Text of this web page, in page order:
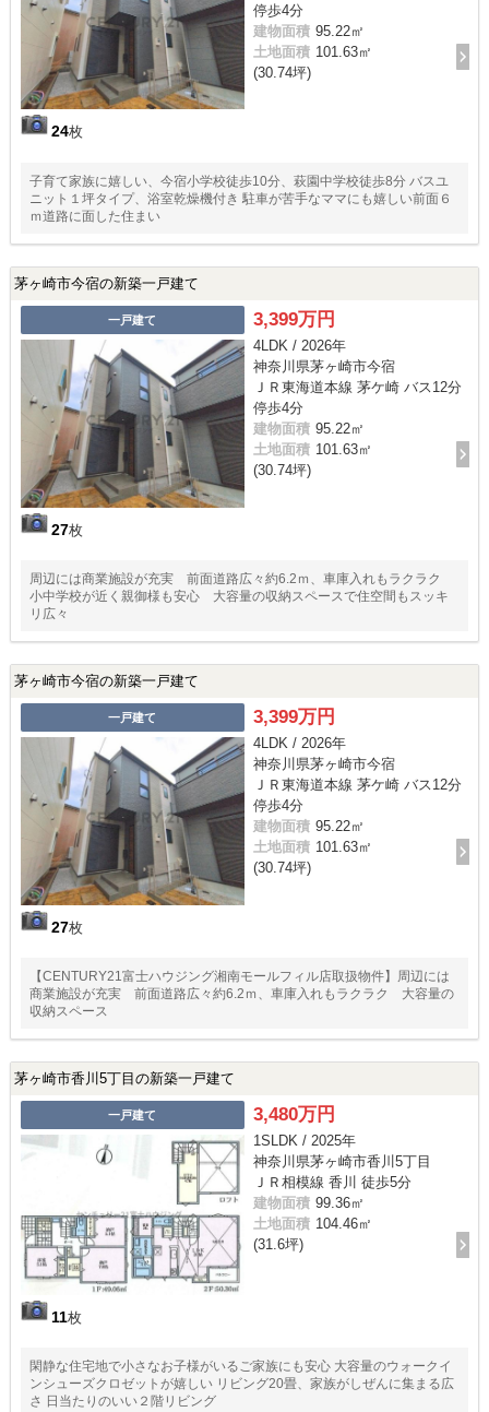
24枚
停歩4分
建物面積 95.22㎡
土地面積 101.63㎡
(30.74坪)
子育て家族に嬉しい、今宿小学校徒歩10分、萩園中学校徒歩8分 バスユ
ニット１坪タイプ、浴室乾燥機付き 駐車が苦手なママにも嬉しい前面６
ｍ道路に面した住まい
茅ヶ崎市今宿の新築一戸建て
一戸建て
27枚
3,399万円
4LDK / 2026年
神奈川県茅ヶ崎市今宿
ＪＲ東海道本線 茅ケ崎 バス12分
停歩4分
建物面積 95.22㎡
土地面積 101.63㎡
(30.74坪)
周辺には商業施設が充実 前面道路広々約6.2ｍ、車庫入れもラクラク
小中学校が近く親御様も安心 大容量の収納スペースで住空間もスッキ
リ広々
茅ヶ崎市今宿の新築一戸建て
一戸建て
27枚
3,399万円
4LDK / 2026年
神奈川県茅ヶ崎市今宿
ＪＲ東海道本線 茅ケ崎 バス12分
停歩4分
建物面積 95.22㎡
土地面積 101.63㎡
(30.74坪)
【CENTURY21富士ハウジング湘南モールフィル店取扱物件】周辺には
商業施設が充実 前面道路広々約6.2ｍ、車庫入れもラクラク 大容量の
収納スペース
茅ヶ崎市香川5丁目の新築一戸建て
一戸建て
11枚
3,480万円
1SLDK / 2025年
神奈川県茅ヶ崎市香川5丁目
ＪＲ相模線 香川 徒歩5分
建物面積 99.36㎡
土地面積 104.46㎡
(31.6坪)
閑静な住宅地で小さなお子様がいるご家族にも安心 大容量のウォークイ
ンシューズクロゼットが嬉しい リビング20畳、家族がしぜんに集まる広
さ 日当たりのいい２階リビング